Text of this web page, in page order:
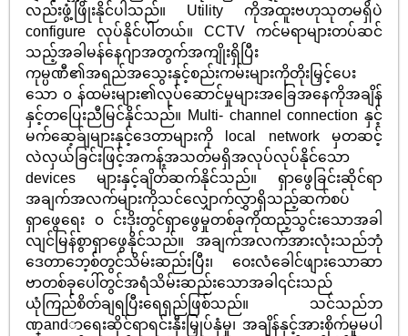
လည်းဖွံ့ဖြိုးနိုင်ပါသည်။ Utility ကိုအထူးဗဟုသုတမရှိပဲ
configure လုပ်နိုင်ပါတယ်။ CCTV ကင်မရာများတပ်ဆင်
သည့်အခါမန်နေဂျာအတွက်အကျိုးရှိပြီး
ကုမ္ပဏီ၏အရည်အသွေးနှင့်စည်းကမ်းများကိုတိုးမြှင့်ပေး
သော ၀ န်ထမ်းများ၏လုပ်ဆောင်မှုများအခြေအနေကိုအချိန်
နှင့်တပြေးညီမြင်နိုင်သည်။ Multi- channel connection နှင့်
မက်ဆေ့ခ်ျများနှင့်ဒေတာများကို local network မှတဆင့်
လဲလှယ်ခြင်းဖြင့်အကန့်အသတ်မရှိအလုပ်လုပ်နိုင်သော
devices များနှင့်ချိတ်ဆက်နိုင်သည်။ ရှာဖွေခြင်းဆိုင်ရာ
အချက်အလက်များကိုသင်လျှောက်လွှာရှိသည့်ဆက်စပ်
ရှာဖွေရေး ၀ င်းဒိုးတွင်ရှာဖွေမှုတစ်ခုကိုထည့်သွင်းသောအခါ
လျင်မြန်စွာရှာဖွေနိုင်သည်။ အချက်အလက်အားလုံးသည်ဘုံ
ဒေတာဘေ့စ်တွင်သိမ်းဆည်းပြီး၊ ဝေးလံခေါင်ဖျားသောဆာ
ဗာတစ်ခုပေါ်တွင်အရံသိမ်းဆည်းသောအခါ၎င်းသည်
ယုံကြည်စိတ်ချရပြီးရေရှည်ဖြစ်သည်။ သင်သည်ဘ
ဏ္andာရေးဆိုင်ရာရင်းနှီးမြှုပ်နှံမှု၊ အချိန်နှင့်အားစိုက်မှုမပါ